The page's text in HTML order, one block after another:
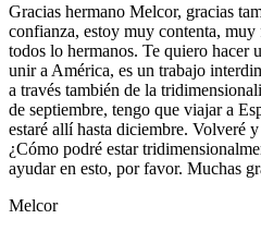
Gracias hermano Melcor, gracias
confianza, estoy muy contenta,
todos lo hermanos. Te quiero hacer
unir a América, es un trabajo
a través también de la
de septiembre, tengo que viajar a
estaré allí hasta diciembre. Volveré
¿Cómo podré estar
ayudar en esto, por favor. Muchas
Melcor